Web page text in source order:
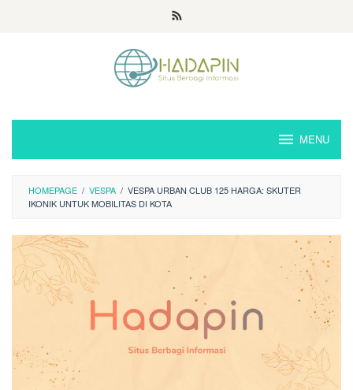
MENU
HOMEPAGE / VESPA / VESPA URBAN CLUB 125 HARGA: SKUTER
IKONIK UNTUK MOBILITAS DI KOTA